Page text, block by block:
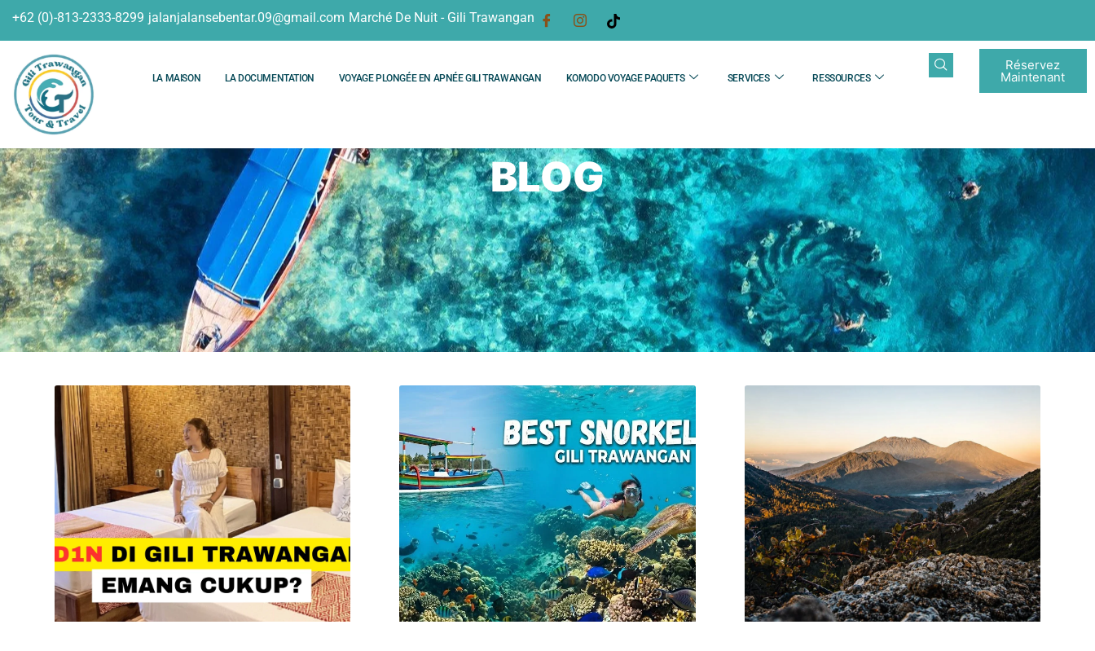
+62 (0)-813-2333-8299 jalanjalansebentar.09@gmail.com Marché De Nuit - Gili Trawangan
LA MAISON LA DOCUMENTATION VOYAGE PLONGÉE EN APNÉE GILI TRAWANGAN KOMODO VOYAGE PAQUETS SERVICES RESSOURCES
Réservez
Maintenant
BLOG